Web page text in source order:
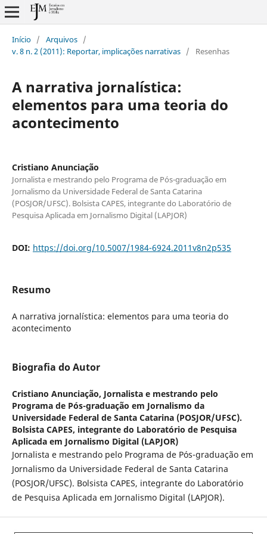
Início / Arquivos /
v. 8 n. 2 (2011): Reportar, implicações narrativas / Resenhas
A narrativa jornalística:
elementos para uma teoria do
acontecimento
Cristiano Anunciação
Jornalista e mestrando pelo Programa de Pós-graduação em
Jornalismo da Universidade Federal de Santa Catarina
(POSJOR/UFSC). Bolsista CAPES, integrante do Laboratório de
Pesquisa Aplicada em Jornalismo Digital (LAPJOR)
DOI: https://doi.org/10.5007/1984-6924.2011v8n2p535
Resumo
A narrativa jornalística: elementos para uma teoria do
acontecimento
Biografia do Autor
Cristiano Anunciação, Jornalista e mestrando pelo
Programa de Pós-graduação em Jornalismo da
Universidade Federal de Santa Catarina (POSJOR/UFSC).
Bolsista CAPES, integrante do Laboratório de Pesquisa
Aplicada em Jornalismo Digital (LAPJOR)
Jornalista e mestrando pelo Programa de Pós-graduação em
Jornalismo da Universidade Federal de Santa Catarina
(POSJOR/UFSC). Bolsista CAPES, integrante do Laboratório
de Pesquisa Aplicada em Jornalismo Digital (LAPJOR).